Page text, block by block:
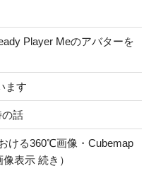
Player Meのアバターを
ます
の話
ける360℃画像・Cubemap
表示 続き）